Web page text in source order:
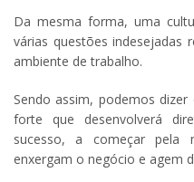
Da mesma forma, uma
várias questões indesejadas
ambiente de trabalho.
Sendo assim, podemos
forte que desenvolverá
sucesso, a começar pela
enxergam o negócio e agem